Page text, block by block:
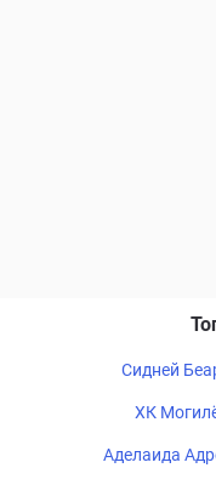
Сидней
ХК
Аделаида